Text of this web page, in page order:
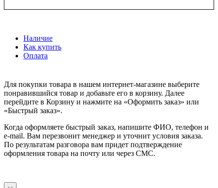
Наличие
Как купить
Оплата
Для покупки товара в нашем интернет-магазине выберите
понравившийся товар и добавьте его в корзину. Далее
перейдите в Корзину и нажмите на «Оформить заказ» или
«Быстрый заказ».
Когда оформляете быстрый заказ, напишите ФИО, телефон и
e-mail. Вам перезвонит менеджер и уточнит условия заказа.
По результатам разговора вам придет подтверждение
оформления товара на почту или через СМС.